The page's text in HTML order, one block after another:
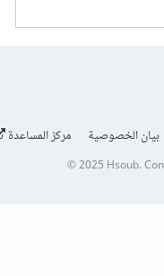
بيان الخصوصية مركز المساعدة
© 2025 Hsoub.